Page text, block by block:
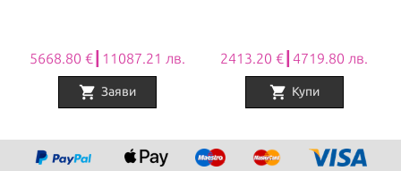
5668.80 €┃11087.21 лв.
shopping_cart Заяви
2413.20 €┃4719.80 лв.
shopping_cart Купи